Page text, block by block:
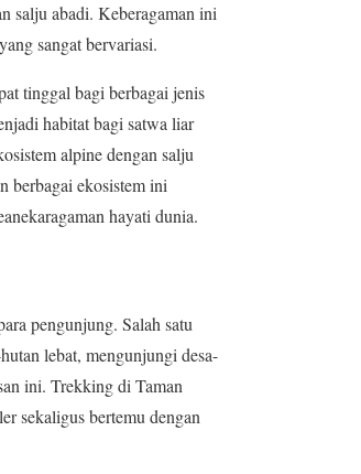
salju abadi. Keberagaman ini
sangat bervariasi.
tinggal bagi berbagai jenis
habitat bagi satwa liar
alpine dengan salju
berbagai ekosistem ini
hayati dunia.
pengunjung. Salah satu
lebat, mengunjungi desa-
ini. Trekking di Taman
sekaligus bertemu dengan